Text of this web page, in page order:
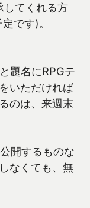
してくれる方
です)。
題名にRPGテ
いただければ
のは、来週末
開するものな
なくても、無